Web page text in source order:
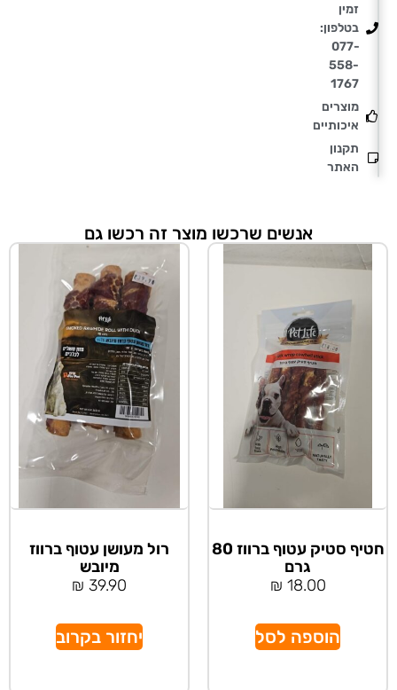
זמין
בטלפון:
077-
558-
1767
מוצרים
איכותיים
תקנון
האתר
אנשים שרכשו מוצר זה רכשו גם
חטיף סטיק עטוף ברווז 80
גרם
18.00
₪
הוספה לסל
רול מעושן עטוף ברווז
מיובש
39.90
₪
יחזור בקרוב